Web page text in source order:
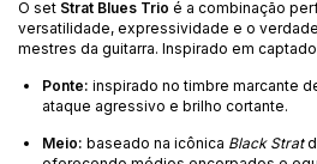
O set Strat Blues Trio é a combinação
versatilidade, expressividade e o
mestres da guitarra. Inspirado em
Ponte: inspirado no timbre marcante
ataque agressivo e brilho cortante.
Meio: baseado na icônica Black Strat